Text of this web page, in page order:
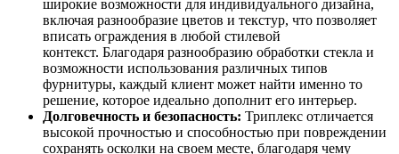
широкие возможности для индивидуального дизайна,
включая разнообразие цветов и текстур, что позволяет
вписать ограждения в любой стилевой
контекст. Благодаря разнообразию обработки стекла и
возможности использования различных типов
фурнитуры, каждый клиент может найти именно то
решение, которое идеально дополнит его интерьер.
Долговечность и безопасность: Триплекс отличается
высокой прочностью и способностью при повреждении
сохранять осколки на своем месте, благодаря чему